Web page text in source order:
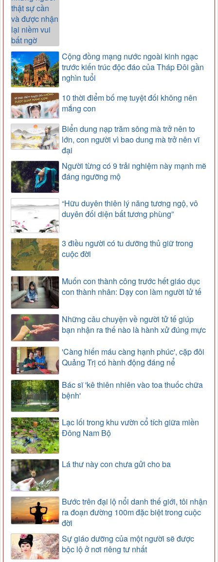
Cộng đồng mạng nước ngoài kinh ngạc
trước kiến trúc độc đáo của Tháp Đôi gần
nghìn tuổi
10 thời điểm bố mẹ tuyệt đối không nên
mắng con
Biển dung nạp trăm sông mà trở nên to
lớn, con người vì bao dung mà trở nên vĩ
đại
Người từng có 9 trải nghiệm này mạnh mẽ
đáng ngưỡng mộ
“Hữu duyên thiên lý năng tương ngộ, vô
duyên đối diện bất tương phùng”
3 điều người có tu dưỡng thủ giữ trong
cuộc đời
Muốn con thành công trước hết giáo dục
con thành nhân: Dạy con làm người tử tế
Những câu chuyện về người tử tế giúp
bạn nhận ra thế nào là hành xử đúng mực
'Càng hiến máu càng hạnh phúc', cặp đôi
Quảng Trị có hành động đáng nể
Bác sĩ 'kê thiên nhiên vào toa thuốc chữa
bệnh'
Lạc lối trong khu vườn cổ tích giữa miền
Đông Nam Bộ
Lá thư này con chưa gửi cho ba
Bước trên đại lộ nổi danh thế giới, tôi nhận
ra đoạn đường 100m đặc biệt trong cuộc
đời
Sự giáo dưỡng của một người sẽ được
bộc lộ ở nơi riêng tư nhất